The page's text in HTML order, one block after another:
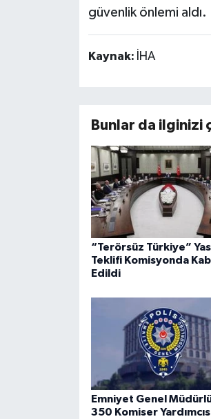
güvenlik önlemi aldı.
Kaynak: İHA
Bunlar da ilginizi
“Terörsüz Türkiye”
Teklifi Komisyonda
Edildi
Emniyet Genel
350 Komiser